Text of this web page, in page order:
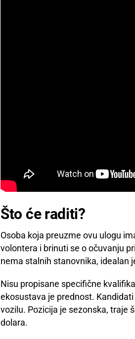
Što će raditi?
Osoba koja preuzme ovu ulogu
volontera i brinuti se o očuvanju
nema stalnih stanovnika, idealan
Nisu propisane specifične
ekosustava je prednost.
vozilu. Pozicija je sezonska, traje
dolara.